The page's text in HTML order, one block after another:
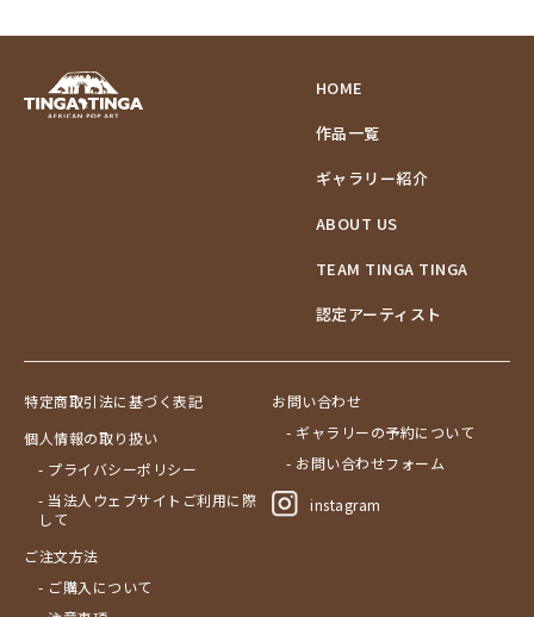
HOME
作品一覧
ギャラリー紹介
ABOUT US
TEAM TINGA TINGA
認定アーティスト
特定商取引法に基づく表記
個人情報の取り扱い
- プライバシーポリシー
- 当法人ウェブサイトご利用に際
して
ご注文方法
- ご購入について
お問い合わせ
- ギャラリーの予約について
- お問い合わせフォーム
instagram